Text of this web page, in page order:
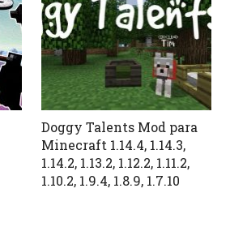
Doggy Talents Mod para
Minecraft 1.14.4, 1.14.3,
1.14.2, 1.13.2, 1.12.2, 1.11.2,
1.10.2, 1.9.4, 1.8.9, 1.7.10